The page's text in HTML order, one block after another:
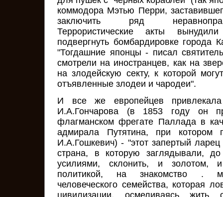
коммодора Мэтью Перри,
заключить ряд
Террористические акты
подвергнуть бомбардировке города
"Тогдашние японцы - писал
смотрели на иностранцев, как на
на злодейскую секту, к которой
отъявленные злодеи и чародеи".
И все же европейцев
И.А.Гончарова (в 1853 году он
флагманском фрегате Паллада в
адмирала Путятина, при котором
И.А.Гошкевич) - "этот запертый
страна, в которую заглядывали,
усилиями, склонить, и золотом,
политикой, на знакомство .
человеческого семейства, которая